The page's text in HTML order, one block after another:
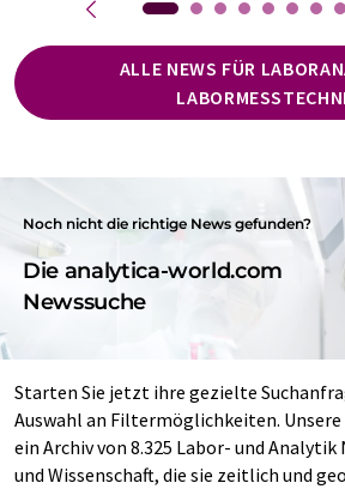
ALLE NEWS FÜR
Noch nicht die richtige News gefunden?
Die analytica-world.com
Newssuche
Starten Sie jetzt ihre gezielte
Auswahl an Filtermöglichkeiten.
ein Archiv von 8.325 Labor- und Analytik
und Wissenschaft, die sie zeitlich und